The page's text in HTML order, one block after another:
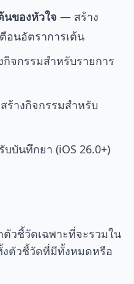
นของหัวใจ — สร้าง
อนอัตราการเต้น
จกรรมสำหรับรายการ
างกิจกรรมสำหรับ
บันทึกยา (iOS 26.0+)
วชี้วัดเฉพาะที่จะรวมใน
ตัวชี้วัดที่มีทั้งหมดหรือ